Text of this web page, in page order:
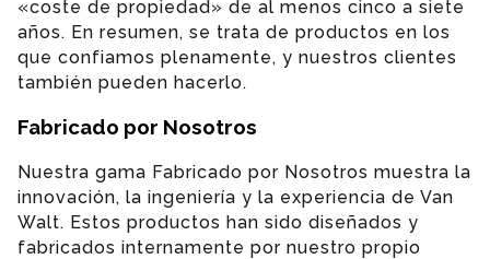
«coste de propiedad» de al menos cinco a siete
años. En resumen, se trata de productos en los
que confiamos plenamente, y nuestros clientes
también pueden hacerlo.
Fabricado por Nosotros
Nuestra gama Fabricado por Nosotros muestra la
innovación, la ingeniería y la experiencia de Van
Walt. Estos productos han sido diseñados y
fabricados internamente por nuestro propio